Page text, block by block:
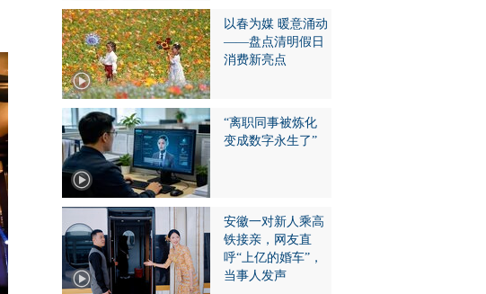
以春为媒 暖意涌动
——盘点清明假日
消费新亮点
“离职同事被炼化
变成数字永生了”
安徽一对新人乘高
铁接亲，网友直
呼“上亿的婚车”，
当事人发声